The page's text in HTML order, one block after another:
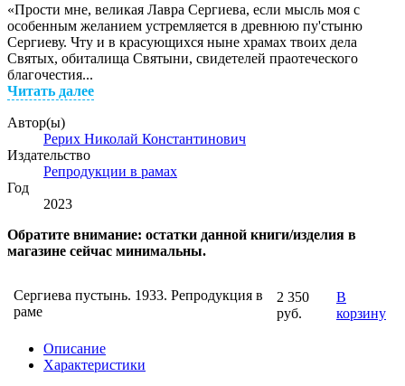
«Прости мне, великая Лавра Сергиева, если мысль моя с
особенным желанием устремляется в древнюю пу'стыню
Сергиеву. Чту и в красующихся ныне храмах твоих дела
Святых, обиталища Святыни, свидетелей праотеческого
благочестия...
Читать далее
Автор(ы)
Рерих Николай Константинович
Издательство
Репродукции в рамах
Год
2023
Обратите внимание: остатки данной книги/изделия в
магазине сейчас минимальны.
Сергиева пустынь. 1933. Репродукция в
раме
2 350
руб.
В
корзину
Описание
Характеристики